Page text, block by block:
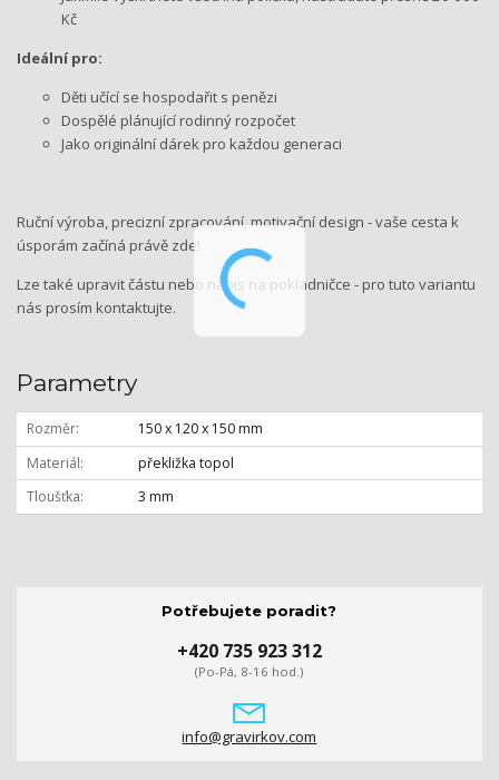
Kč
Ideální pro:
Děti učící se hospodařit s penězi
Dospělé plánující rodinný rozpočet
Jako originální dárek pro každou generaci
Ruční výroba, precizní zpracování, motivační design - vaše cesta k
úsporám začíná právě zde!
Lze také upravit částu nebo nápis na pokladničce - pro tuto variantu
nás prosím kontaktujte.
Parametry
Rozměr
150 x 120 x 150 mm
Materiál
překližka topol
Tloušťka
3 mm
Potřebujete poradit?
+420 735 923 312
(Po-Pá, 8-16 hod.)
info@gravirkov.com